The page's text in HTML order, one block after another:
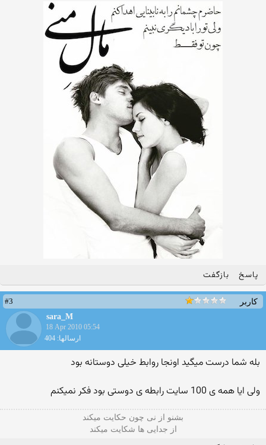
پاسخ بازگفت
کاربر
#3
sara_M
18 Apr 2010 05:54
ارسالها: 404
بله شما درست میگید اونجا روابط خیلی دوستانه بود
ولی ایا همه ی 100 سایت رابطه ی دوستی بود فکر نمیکنم
بشنو از نی چون حکایت میکند
از جدایی ها شکایت میکند